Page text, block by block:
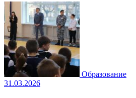
Образование
31.03.2026